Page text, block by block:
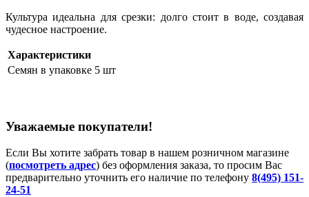
Культура идеальна для срезки: долго стоит в воде, создавая
чудесное настроение.
Характеристики
Семян в упаковке 5 шт
Уважаемые покупатели!
Если Вы хотите забрать товар в нашем розничном магазине
(посмотреть адрес) без оформления заказа, то просим Вас
предварительно уточнить его наличие по телефону 8(495) 151-
24-51